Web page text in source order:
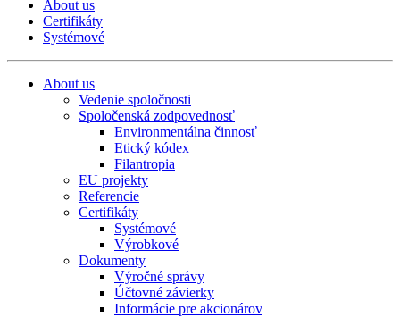
About us
Certifikáty
Systémové
About us
Vedenie spoločnosti
Spoločenská zodpovednosť
Environmentálna činnosť
Etický kódex
Filantropia
EU projekty
Referencie
Certifikáty
Systémové
Výrobkové
Dokumenty
Výročné správy
Účtovné závierky
Informácie pre akcionárov